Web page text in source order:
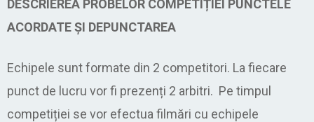
DESCRIEREA PROBELOR COMPETIȚIEI PUNCTELE
ACORDATE ȘI DEPUNCTAREA
Echipele sunt formate din 2 competitori. La fiecare
punct de lucru vor fi prezenți 2 arbitri. Pe timpul
competiției se vor efectua filmări cu echipele